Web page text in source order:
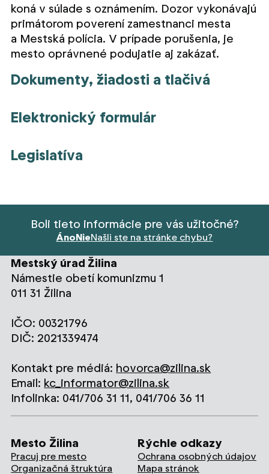
koná v súlade s oznámením. Dozor vykonávajú
primátorom poverení zamestnanci mesta
a Mestská polícia. V prípade porušenia, je
mesto oprávnené podujatie aj zakázať.
Dokumenty, žiadosti a tlačivá
Elektronický formulár
Legislatíva
Boli tieto informácie pre vás užitočné?
ÁnoNieNašli ste na stránke chybu?
Mestský úrad Žilina
Námestie obetí komunizmu 1
011 31 Žilina
IČO: 00321796
DIČ: 2021339474
Kontakt pre médiá: hovorca@zilina.sk
Email: kc_informator@zilina.sk
Infolinka: 041/706 31 11, 041/706 36 11
Mesto Žilina
Pracuj pre mesto
Organizačná štruktúra
Rýchle odkazy
Ochrana osobných údajov
Mapa stránok